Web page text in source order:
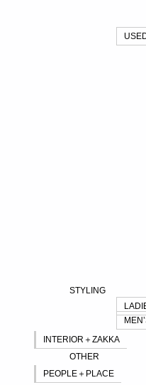
STYLING
INTERIOR＋ZAKKA
OTHER
PEOPLE＋PLACE